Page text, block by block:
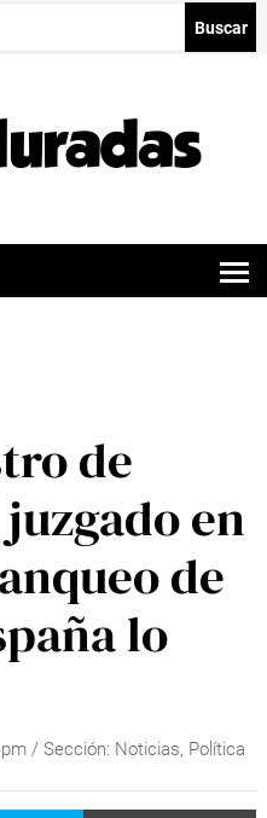
de
en
de
lo
/ Sección: Noticias, Política